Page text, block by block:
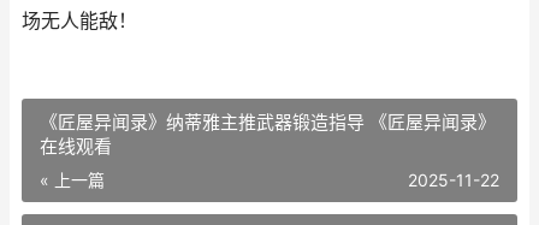
场无人能敌！
《匠屋异闻录》纳蒂雅主推武器锻造指导 《匠屋异闻录》
在线观看
« 上一篇 2025-11-22